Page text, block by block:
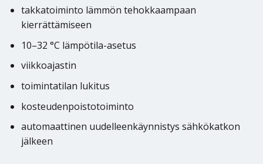
takkatoiminto lämmön tehokkaampaan
kierrättämiseen
10–32 °C lämpötila-asetus
viikkoajastin
toimintatilan lukitus
kosteudenpoistotoiminto
automaattinen uudelleenkäynnistys sähkökatkon
jälkeen